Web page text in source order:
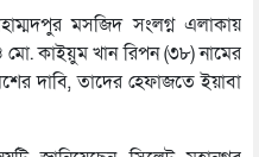
মসজিদ সংলগ্ন এলাকায়
মো. কাইয়ুম খান রিপন (৩৮) নামের
দাবি, তাদের হেফাজতে ইয়াবা